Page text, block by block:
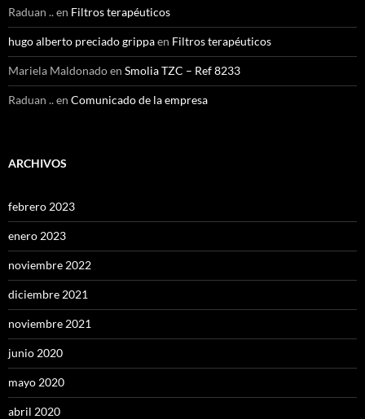
Raduan ..en Filtros terapéuticos
hugo alberto preciado grippaen Filtros terapéuticos
Mariela Maldonadoen Smolia TZC – Ref 8233
Raduan ..en Comunicado de la empresa
ARCHIVOS
febrero 2023
enero 2023
noviembre 2022
diciembre 2021
noviembre 2021
junio 2020
mayo 2020
abril 2020